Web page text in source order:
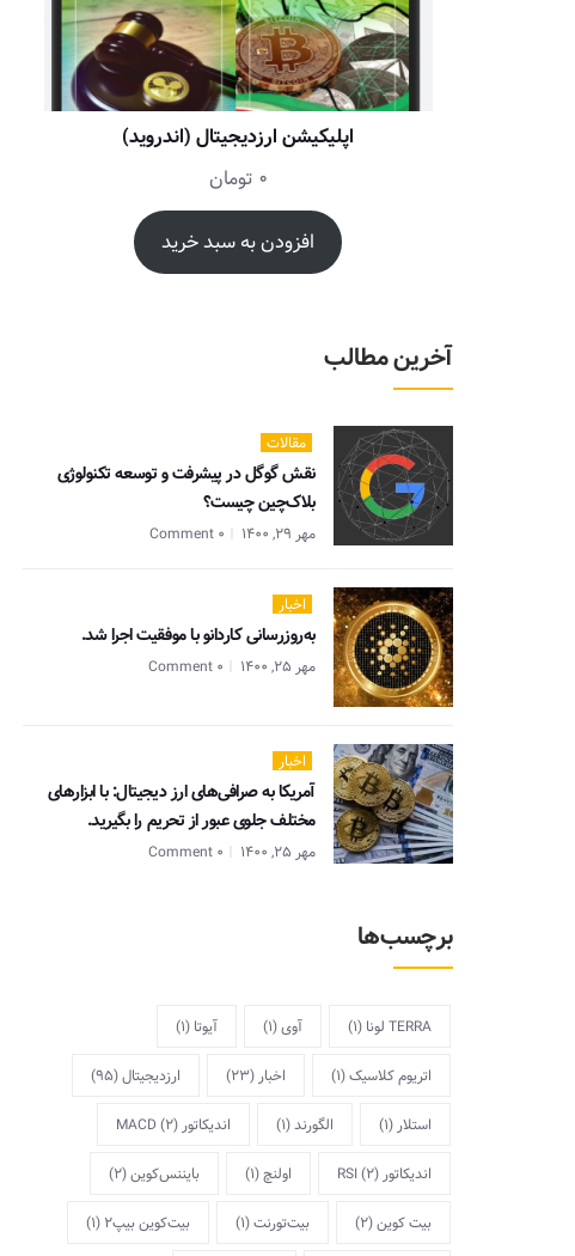
اپلیکیشن ارزدیجیتال (اندروید)
0 تومان
افزودن به سبد خرید
آخرین مطالب
مقالات
نقش گوگل در پیشرفت و توسعه تکنولوژی
بلاک‌چین چیست؟
مهر 29, 1400 0 Comment
اخبار
به‌روزرسانی کاردانو با موفقیت اجرا شد.
مهر 25, 1400 0 Comment
اخبار
آمریکا به صرافی‌های ارز دیجیتال: با ابزارهای
مختلف جلوی عبور از تحریم را بگیرید.
مهر 25, 1400 0 Comment
برچسب‌ها
TERRA لونا (1) آوی(1) آیوتا (1)
اتریوم کلاسیک(1) اخبار (23) ارزدیجیتال(95)
استلار (1) الگورند(1) اندیکاتور MACD (2)
اندیکاتور RSI (2) اولنچ(1) بایننس‌کوین(2)
بیت کوین(2) بیت‌تورنت(1) بیت‌کوین بیپ2 (1)